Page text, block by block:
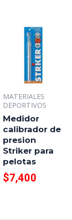
MATERIALES
DEPORTIVOS
Medidor
calibrador de
presion
Striker para
pelotas
$7,400